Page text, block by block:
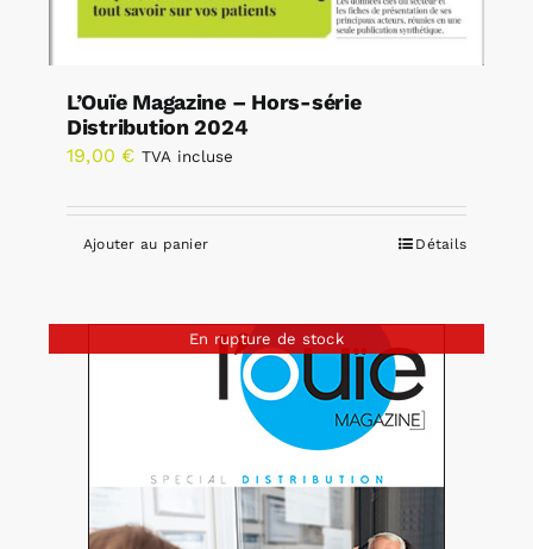
L’Ouïe Magazine – Hors-série
Distribution 2024
19,00 € TVA incluse
Ajouter au panier Détails
En rupture de stock